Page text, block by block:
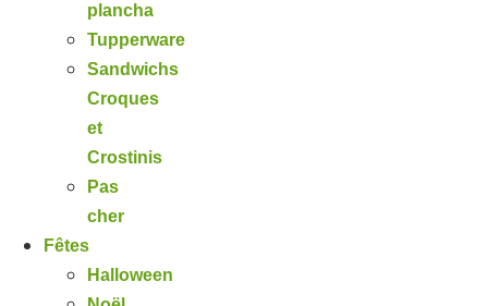
plancha
Tupperware
Sandwichs
Croques
et
Crostinis
Pas
cher
Fêtes
Halloween